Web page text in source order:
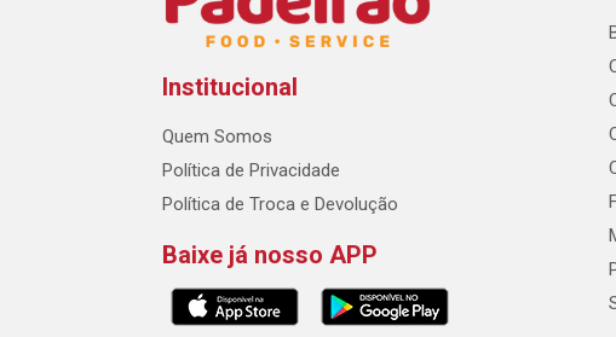
Institucional
Quem Somos
Política de Privacidade
Política de Troca e Devolução
Baixe já nosso APP